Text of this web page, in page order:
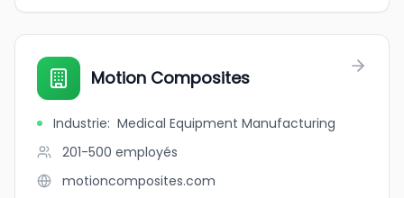
Motion Composites
Industrie: Medical Equipment Manufacturing
201-500 employés
motioncomposites.com